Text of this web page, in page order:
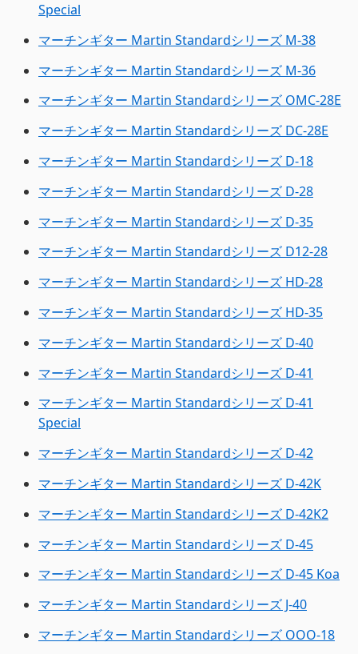
Special
マーチンギター Martin Standardシリーズ M-38
マーチンギター Martin Standardシリーズ M-36
マーチンギター Martin Standardシリーズ OMC-28E
マーチンギター Martin Standardシリーズ DC-28E
マーチンギター Martin Standardシリーズ D-18
マーチンギター Martin Standardシリーズ D-28
マーチンギター Martin Standardシリーズ D-35
マーチンギター Martin Standardシリーズ D12-28
マーチンギター Martin Standardシリーズ HD-28
マーチンギター Martin Standardシリーズ HD-35
マーチンギター Martin Standardシリーズ D-40
マーチンギター Martin Standardシリーズ D-41
マーチンギター Martin Standardシリーズ D-41
Special
マーチンギター Martin Standardシリーズ D-42
マーチンギター Martin Standardシリーズ D-42K
マーチンギター Martin Standardシリーズ D-42K2
マーチンギター Martin Standardシリーズ D-45
マーチンギター Martin Standardシリーズ D-45 Koa
マーチンギター Martin Standardシリーズ J-40
マーチンギター Martin Standardシリーズ OOO-18